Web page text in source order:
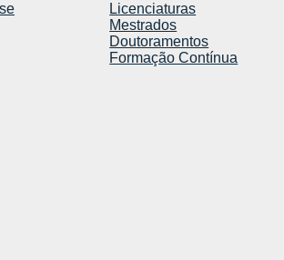
Licenciaturas
Mestrados
Doutoramentos
Formação Contínua